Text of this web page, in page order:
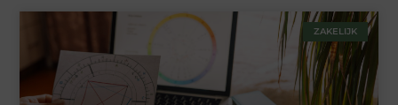
ZAKELIJK